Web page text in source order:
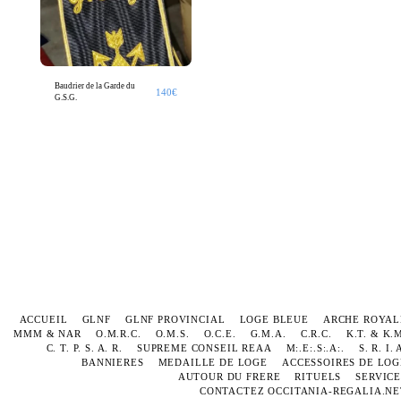
Baudrier de la Garde du
G.S.G.
140€
ACCUEIL GLNF GLNF PROVINCIAL LOGE BLEUE
ARCHE
MMM & NAR
O.M.R.C. O.M.S. O.C.E. G.M.A. C.R.C.
K.T. &
C. T. P. S. A. R.
SUPREME CONSEIL REAA M:.E:.S:.A:.
S. R. I.
BANNIERES
MEDAILLE DE LOGE
ACCESSOIRES DE
AUTOUR DU FRERE
RITUELS
CONTACTEZ OCCITANIA-